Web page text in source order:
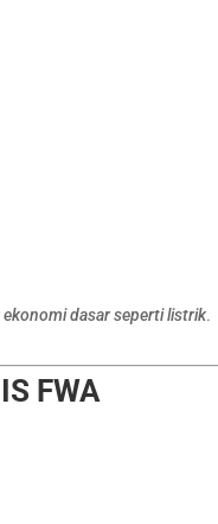
dasar seperti listrik.
FWA